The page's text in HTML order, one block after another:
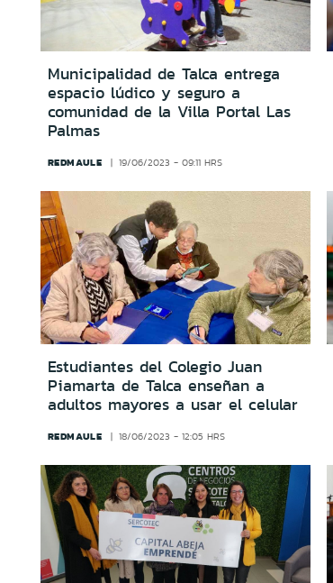
Municipalidad de Talca entrega
espacio lúdico y seguro a
comunidad de la Villa Portal Las
Palmas
REDMAULE 19/06/2023 - 09:11 HRS
Estudiantes del Colegio Juan
Piamarta de Talca enseñan a
adultos mayores a usar el celular
REDMAULE 18/06/2023 - 12:05 HRS